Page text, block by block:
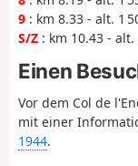
9 : km 8.33 - alt. 1
S/Z : km 10.43 -
Einen
Vor dem Col de
mit einer
1944.